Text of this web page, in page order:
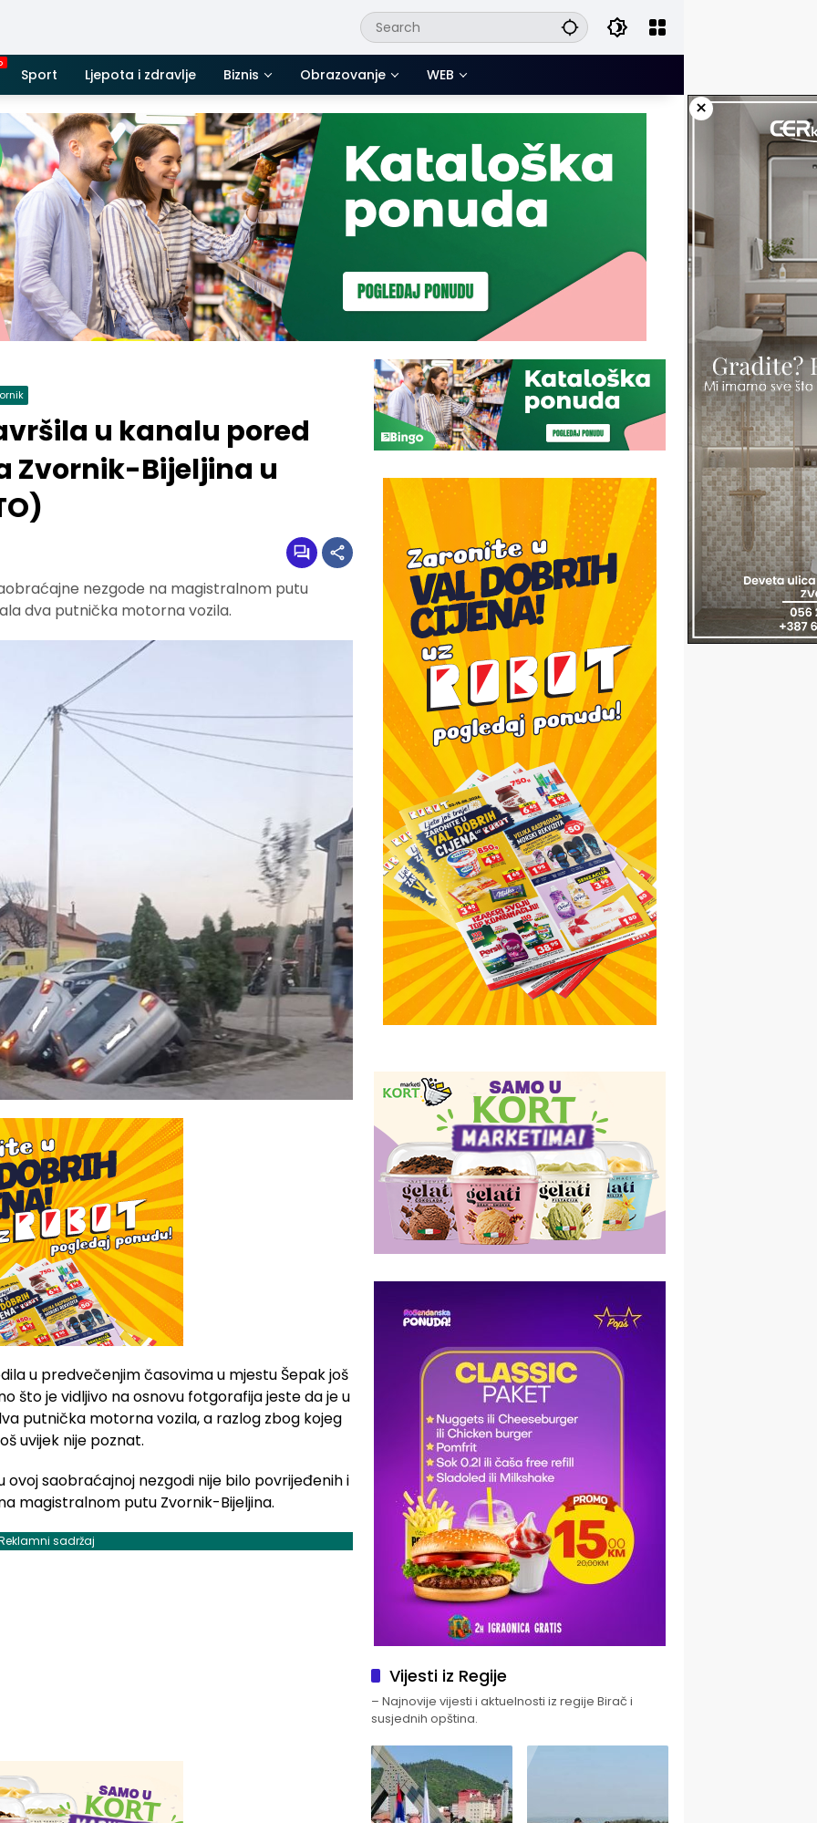
Sport Ljepota i zdravlje Biznis Obrazovanje WEB
×
u kanalu pored
Zvornik-Bijeljina u
nezgode na magistralnom putu
dva putnička motorna vozila.
u predvečenjim časovima u mjestu Šepak još
što je vidljivo na osnovu fotgorafija jeste da je u
putnička motorna vozila, a razlog zbog kojeg
uvijek nije poznat.
saobraćajnoj nezgodi nije bilo povrijeđenih i
magistralnom putu Zvornik-Bijeljina.
sadržaj
Vijesti iz Regije
– Najnovije vijesti i aktuelnosti iz regije Birač i
susjednih opština.